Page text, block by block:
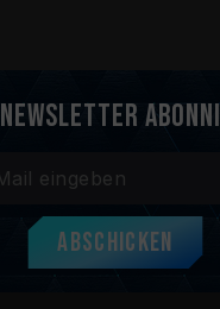
Newsletter
Abschicken